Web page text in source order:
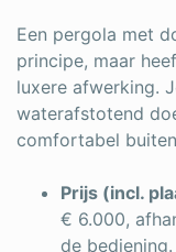
Een pergola met
principe, maar
luxere afwerking.
waterafstotend
comfortabel
Prijs (incl.
€ 6.000,
de bediening.